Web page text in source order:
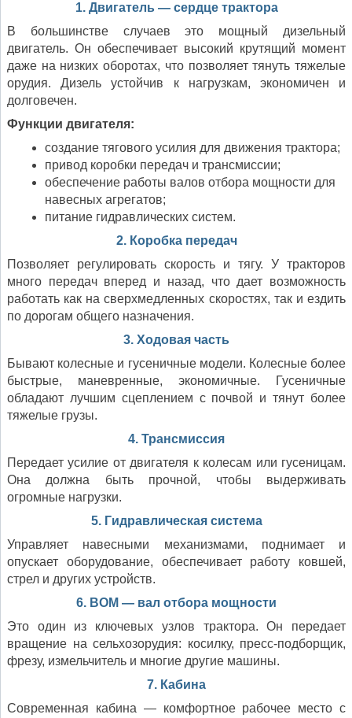
1. Двигатель — сердце трактора
В большинстве случаев это мощный дизельный
двигатель. Он обеспечивает высокий крутящий момент
даже на низких оборотах, что позволяет тянуть тяжелые
орудия. Дизель устойчив к нагрузкам, экономичен и
долговечен.
Функции двигателя:
создание тягового усилия для движения трактора;
привод коробки передач и трансмиссии;
обеспечение работы валов отбора мощности для
навесных агрегатов;
питание гидравлических систем.
2. Коробка передач
Позволяет регулировать скорость и тягу. У тракторов
много передач вперед и назад, что дает возможность
работать как на сверхмедленных скоростях, так и ездить
по дорогам общего назначения.
3. Ходовая часть
Бывают колесные и гусеничные модели. Колесные более
быстрые, маневренные, экономичные. Гусеничные
обладают лучшим сцеплением с почвой и тянут более
тяжелые грузы.
4. Трансмиссия
Передает усилие от двигателя к колесам или гусеницам.
Она должна быть прочной, чтобы выдерживать
огромные нагрузки.
5. Гидравлическая система
Управляет навесными механизмами, поднимает и
опускает оборудование, обеспечивает работу ковшей,
стрел и других устройств.
6. ВОМ — вал отбора мощности
Это один из ключевых узлов трактора. Он передает
вращение на сельхозорудия: косилку, пресс-подборщик,
фрезу, измельчитель и многие другие машины.
7. Кабина
Современная кабина — комфортное рабочее место с